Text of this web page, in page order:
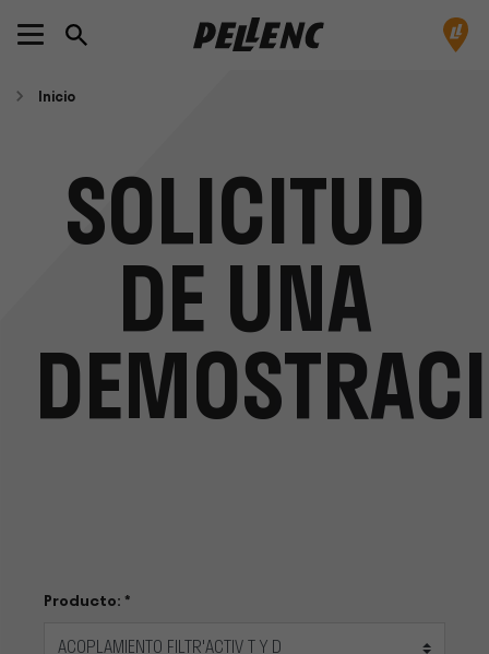
Inicio
SOLICITUD
DE UNA
Producto: *